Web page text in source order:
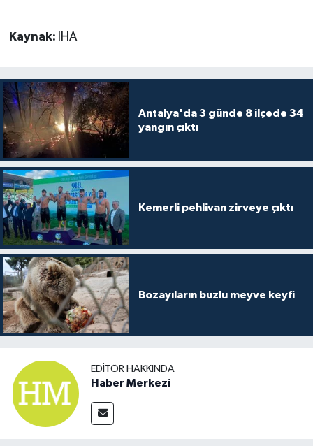
Kaynak: IHA
Antalya'da 3 günde 8 ilçede 34
yangın çıktı
Kemerli pehlivan zirveye çıktı
Bozayıların buzlu meyve keyfi
EDITÖR HAKKINDA
Haber Merkezi